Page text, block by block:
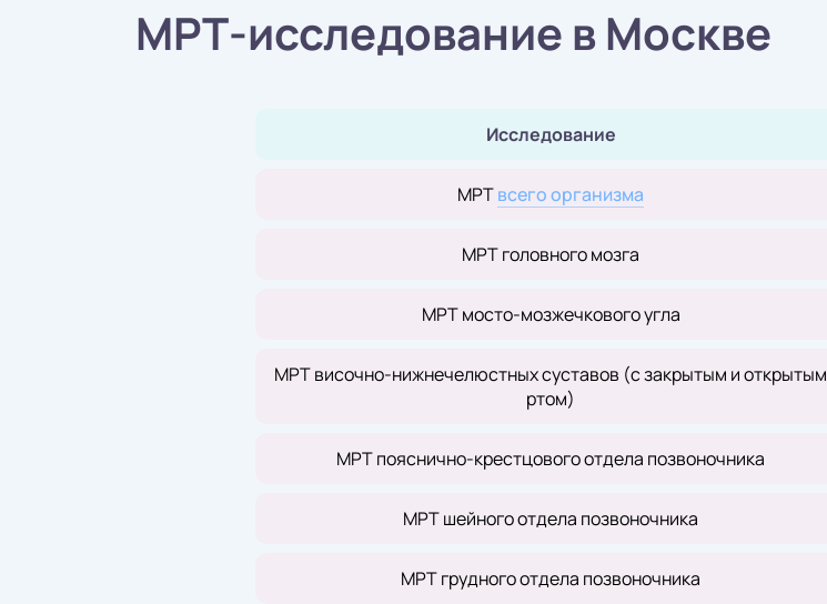
МРТ-исследование в Москве
Исследование
МРТвсего организма
МРТ головного мозга
МРТ мосто-мозжечкового угла
МРТ височно-нижнечелюстных суставов (с закрытым и открытым
ртом)
МРТ пояснично-крестцового отдела позвоночника
МРТ шейного отдела позвоночника
МРТ грудного отдела позвоночника